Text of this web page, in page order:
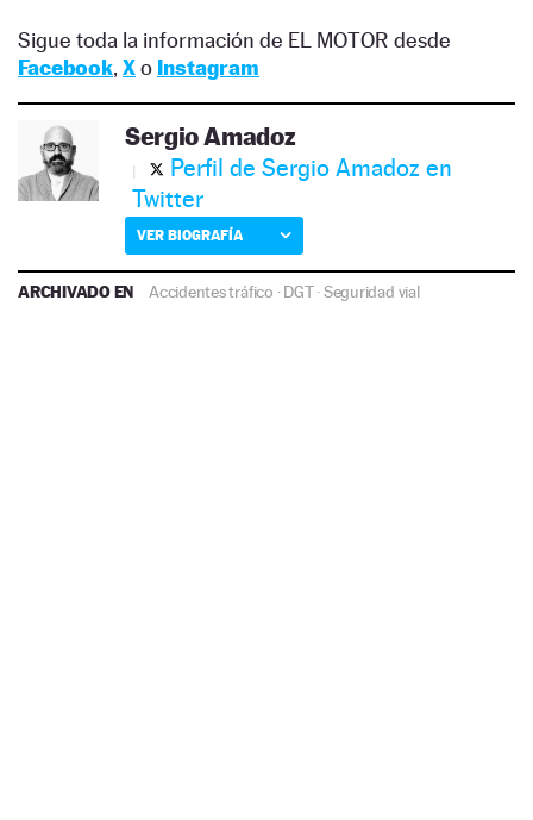
Sigue toda la información de EL MOTOR desde
Facebook, Xo Instagram
Sergio Amadoz
Perfil de Sergio Amadoz en
Twitter
VER BIOGRAFÍA
ARCHIVADO EN Accidentes tráfico ·DGT·Seguridad vial